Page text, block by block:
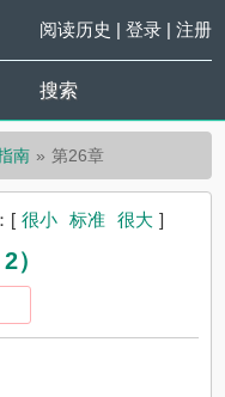
阅读历史 | 登录| 注册
搜索
南 第26章
[ 很小 标准 很大 ]
）